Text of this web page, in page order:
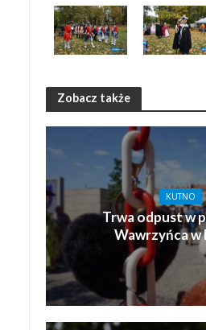
Zobacz także
KUTNO
Trwa odpust w
Wawrzyńca w